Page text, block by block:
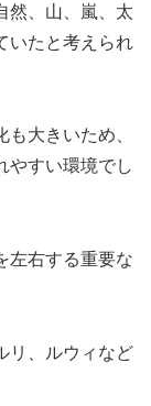
然、山、嵐、太
いたと考えられ
大きいため、
やすい環境でし
左右する重要な
リ、ルウィなど